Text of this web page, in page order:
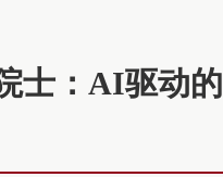
士：AI驱动的